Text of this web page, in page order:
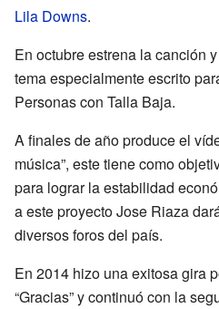
Lila Downs.
En octubre estrena la canción
tema especialmente escrito
Personas con Talla Baja.
A finales de año produce el
música”, este tiene como
para lograr la estabilidad
a este proyecto Jose Riaza
diversos foros del país.
En 2014 hizo una exitosa gira
“Gracias” y continuó con la